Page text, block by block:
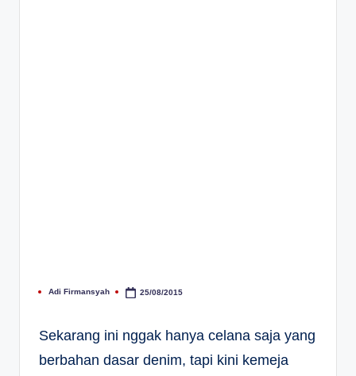
Posted
Adi Firmansyah 25/08/2015
Sekarang ini nggak hanya celana saja yang
berbahan dasar denim, tapi kini kemeja